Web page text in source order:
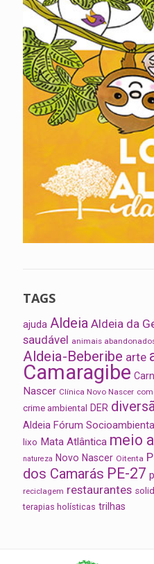
TAGS
ajuda Aldeia Aldeia da
saudável animais
Aldeia-Beberibe arte
Camaragibe
Nascer Clínica Novo Nascer
crime ambiental DER
Aldeia Fórum
lixo Mata Atlântica meio
natureza Novo Nascer Oitenta
dos Camarás PE-27
reciclagem restaurantes
terapias holísticas trilhas